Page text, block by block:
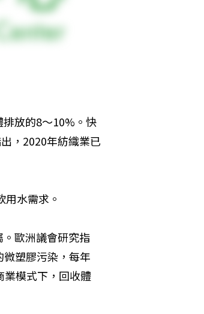
放的8～10%。快
，2020年紡織業已
水需求。
歐洲議會研究指
塑膠污染，每年
業模式下，回收體